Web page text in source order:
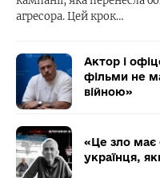
агресора. Цей крок…
Актор і
фільми не
війною»
«Це зло має
українця,